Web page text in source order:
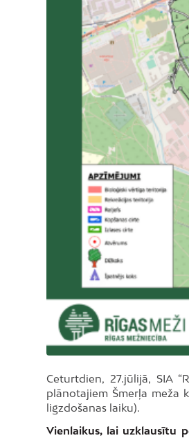
Ceturtdien, 27.jūlijā, SIA
plānotajiem Šmerļa meža
ligzdošanas laiku).
Vienlaikus, lai uzklausītu